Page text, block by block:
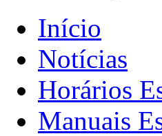
Início
Notícias
Horários
Manuais